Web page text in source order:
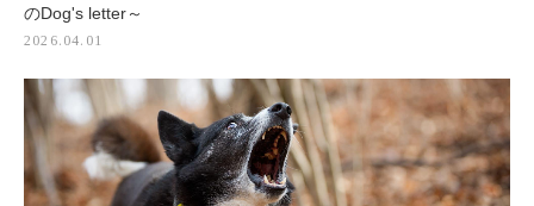
のDog's letter～
2026.04.01